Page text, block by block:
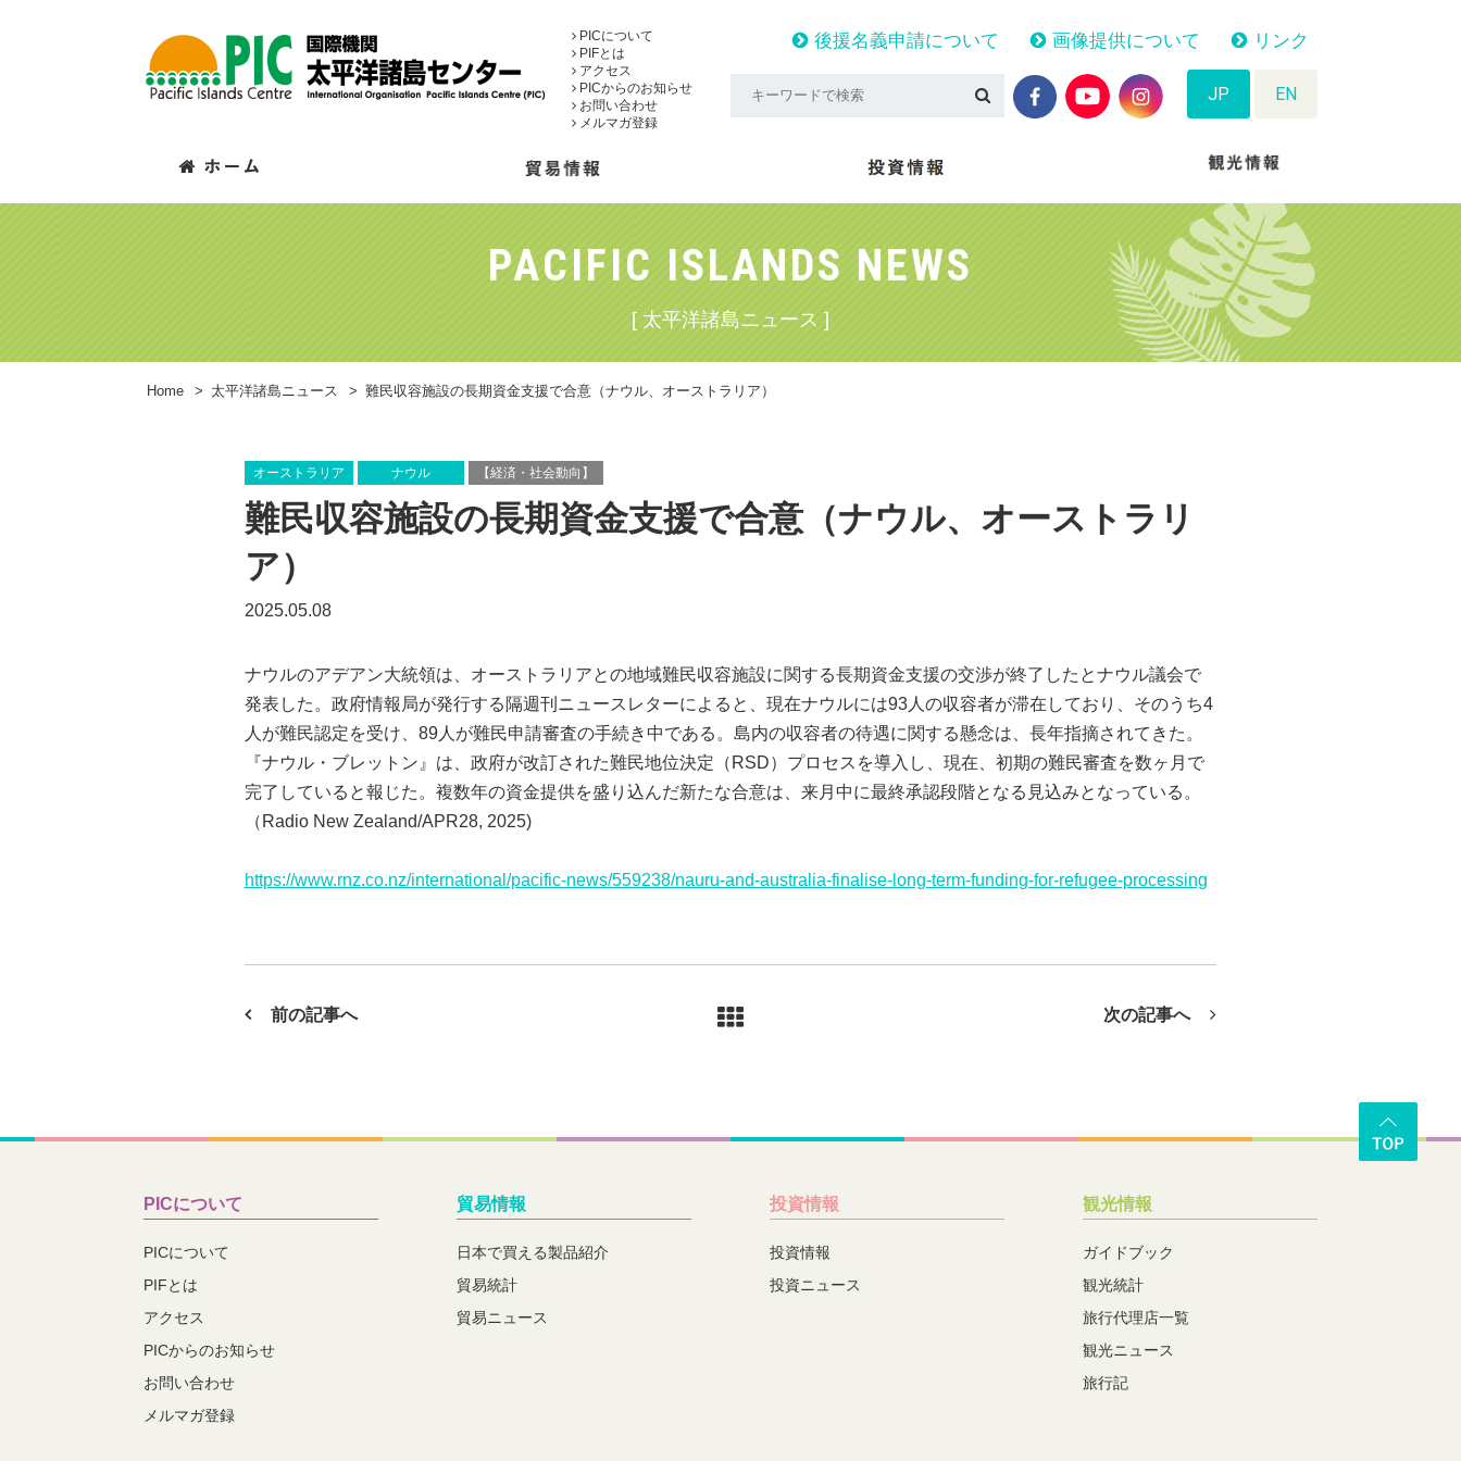
PICについて
PIFとは
アクセス
PICからのお知らせ
お問い合わせ
メルマガ登録
後援名義申請について 画像提供について リンク
JP EN
PACIFIC ISLANDS NEWS
[ 太平洋諸島ニュース ]
Home > 太平洋諸島ニュース > 難民収容施設の長期資金支援で合意（ナウル、オーストラリア）
オーストラリア ナウル 【経済・社会動向】
難民収容施設の長期資金支援で合意（ナウル、オーストラリ
ア）
2025.05.08
ナウルのアデアン大統領は、オーストラリアとの地域難民収容施設に関する長期資金支援の交渉が終了したとナウル議会で
発表した。政府情報局が発行する隔週刊ニュースレターによると、現在ナウルには93人の収容者が滞在しており、そのうち4
人が難民認定を受け、89人が難民申請審査の手続き中である。島内の収容者の待遇に関する懸念は、長年指摘されてきた。
『ナウル・ブレットン』は、政府が改訂された難民地位決定（RSD）プロセスを導入し、現在、初期の難民審査を数ヶ月で
完了していると報じた。複数年の資金提供を盛り込んだ新たな合意は、来月中に最終承認段階となる見込みとなっている。
（Radio New Zealand/APR28, 2025)
https://www.rnz.co.nz/international/pacific-news/559238/nauru-and-australia-finalise-long-term-funding-for-refugee-processing
前の記事へ 次の記事へ
PICについて
PICについて
PIFとは
アクセス
PICからのお知らせ
お問い合わせ
メルマガ登録
貿易情報
日本で買える製品紹介
貿易統計
貿易ニュース
投資情報
投資情報
投資ニュース
観光情報
ガイドブック
観光統計
旅行代理店一覧
観光ニュース
旅行記